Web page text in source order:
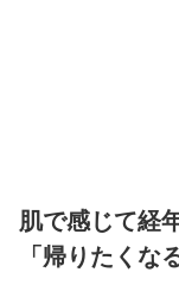
肌で感じて経
「帰りたくな